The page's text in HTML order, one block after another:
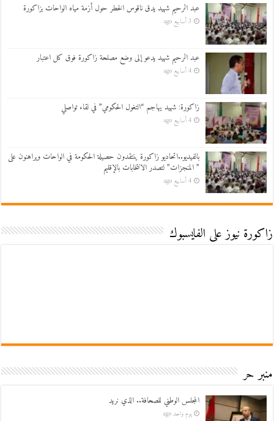
عبد الرحيم شهيد يدق ناقوس الخطر حول أزمة مياه الواحات بزاكورة
3 أسابيع ago
عبد الرحيم شهيد يدعو إلى وضع مصلحة زاكورة فوق كل اعتبار
4 أسابيع ago
زاكورة: شهيد يهاجم “التغول الحكومي” في لقاء تواصلي
4 أسابيع ago
بالفيديو..اتحاديو زاكورة ينتقدون حصيلة الحكومة في الواحات ويراهنون على
” المنجزات” لتصدر الانتخابات بالإقليم
4 أسابيع ago
زاكورة نيوز على الفايسبوك
منبر حر
المجلس الوطني للصحافة.. الذي نريد
يوم واحد ago